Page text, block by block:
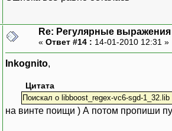
Re: Регулярные
« Ответ #14 : 14-01-2010 12:31 »
Inkognito,
Цитата
Поискал о libboost_regex-vc6-sgd-1_32.lib
на винте поищи ) А потом пропиши